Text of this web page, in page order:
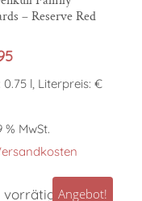
– Reserve Red
0.75 l, Literpreis: €
% MwSt.
Angebot!
vorrätig